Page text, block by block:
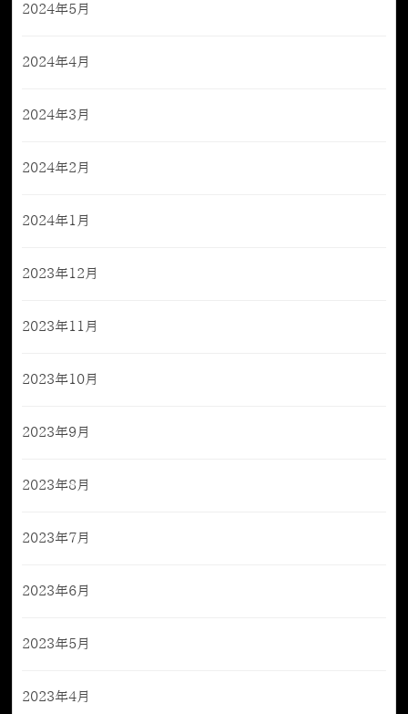
2024年5月
2024年4月
2024年3月
2024年2月
2024年1月
2023年12月
2023年11月
2023年10月
2023年9月
2023年8月
2023年7月
2023年6月
2023年5月
2023年4月